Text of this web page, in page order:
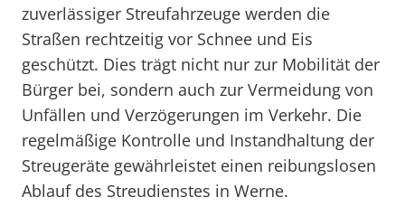
zuverlässiger Streufahrzeuge werden die
Straßen rechtzeitig vor Schnee und Eis
geschützt. Dies trägt nicht nur zur Mobilität der
Bürger bei, sondern auch zur Vermeidung von
Unfällen und Verzögerungen im Verkehr. Die
regelmäßige Kontrolle und Instandhaltung der
Streugeräte gewährleistet einen reibungslosen
Ablauf des Streudienstes in Werne.